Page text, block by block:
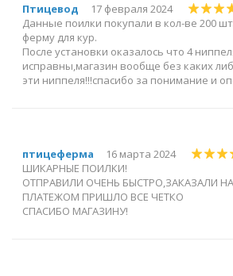
Птицевод
17 февраля 2024
Данные поилки покупали в кол-ве 200
ферму для кур.
После установки оказалось что 4
исправны,магазин вообще без каких
эти ниппеля!!!спасибо за понимание и
птицеферма
16 марта 2024
ШИКАРНЫЕ ПОИЛКИ!
ОТПРАВИЛИ ОЧЕНЬ БЫСТРО,ЗАКАЗАЛИ
ПЛАТЕЖОМ ПРИШЛО ВСЕ ЧЕТКО
СПАСИБО МАГАЗИНУ!